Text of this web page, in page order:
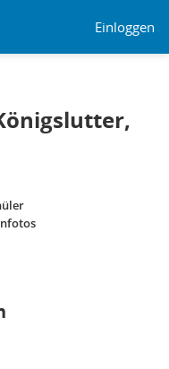
Einloggen